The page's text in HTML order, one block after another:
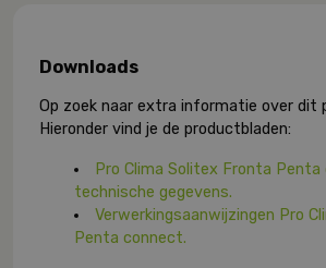
Downloads
Op zoek naar extra informatie over dit
Hieronder vind je de productbladen:
Pro Clima Solitex Fronta
technische gegevens.
Verwerkingsaanwijzingen Pro
Penta connect.